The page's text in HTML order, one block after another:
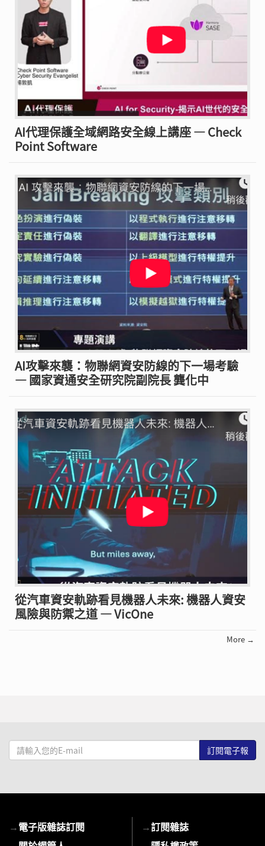
AI代理保護全域網路安全線上講座 — Check
Point Software
AI攻擊來襲：物聯網資安防線的下一場考驗
— 國家資通安全研究院副院長 龔化中
從汽車資安軌跡看見機器人未來: 機器人資安
風險與防禦之道 — VicOne
More →
請
輸
mail
→電子版雜誌訂閱
→訂閱雜誌